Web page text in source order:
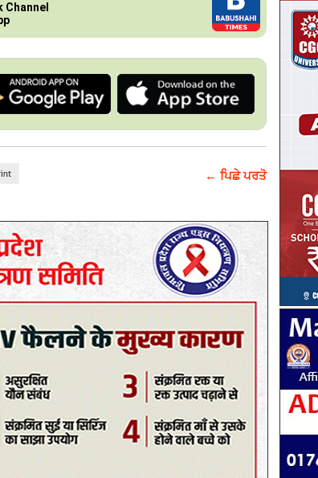
Channel
← ਪਿਛੇ ਪਰਤੋ